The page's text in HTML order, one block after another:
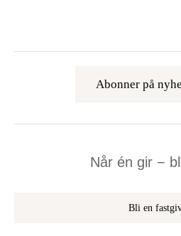
Abonner på
Når én gir −
Bli en